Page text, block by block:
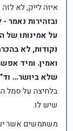
איזה לייק, לא
ובזהירות נאמר
על אמינותו
נקודות, לא
ואמין. ומיד
שלא ביושר...
בלחיצה על סמל
שיש לו.
משתמשים אשר